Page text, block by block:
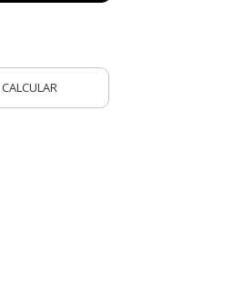
CALCULAR